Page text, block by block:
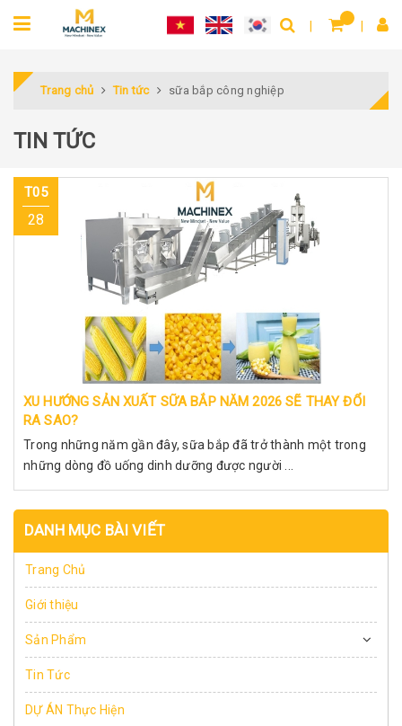
Trang chủ Tin tức sữa bắp công nghiệp
TIN TỨC
T05
28
XU HƯỚNG SẢN XUẤT SỮA BẮP NĂM 2026 SẼ THAY ĐỔI
RA SAO?
Trong những năm gần đây, sữa bắp đã trở thành một trong
những dòng đồ uống dinh dưỡng được người ...
DANH MỤC BÀI VIẾT
Trang Chủ
Giới thiệu
Sản Phẩm
Tin Tức
DỰ ÁN Thực Hiện